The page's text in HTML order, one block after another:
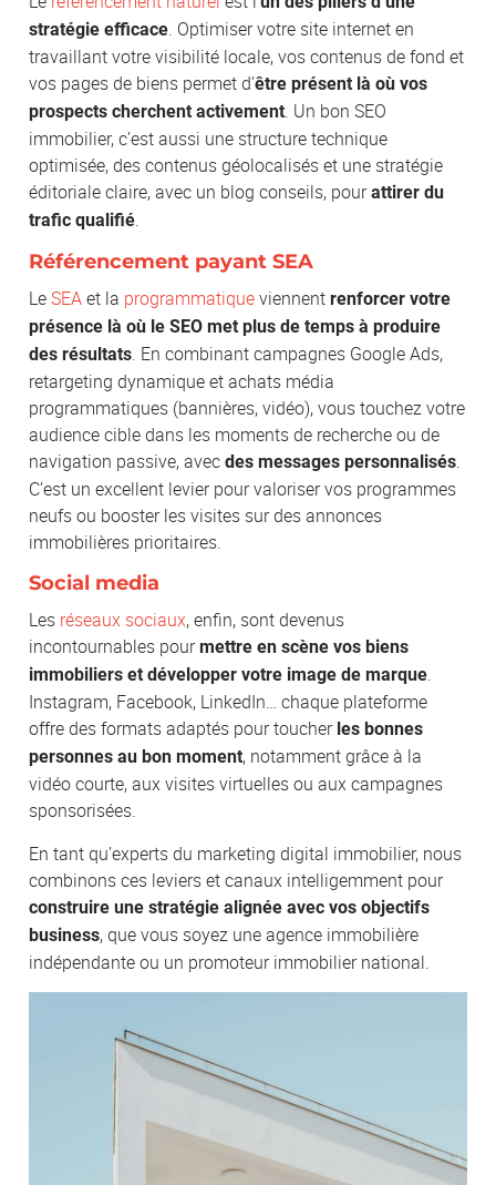
stratégie efficace. Optimiser votre site internet en
travaillant votre visibilité locale, vos contenus de fond et
vos pages de biens permet d’être présent là où vos
prospects cherchent activement. Un bon SEO
immobilier, c’est aussi une structure technique
optimisée, des contenus géolocalisés et une stratégie
éditoriale claire, avec un blog conseils, pourattirer du
trafic qualifié.
Référencement payant SEA
LeSEAet la programmatiqueviennent renforcer votre
présence là où le SEO met plus de temps à produire
des résultats. En combinant campagnes Google Ads,
retargeting dynamique et achats média
programmatiques (bannières, vidéo), vous touchez votre
audience cible dans les moments de recherche ou de
navigation passive, avecdes messages personnalisés.
C’est un excellent levier pour valoriser vos programmes
neufs ou booster les visites sur des annonces
immobilières prioritaires.
Social media
Les réseaux sociaux, enfin, sont devenus
incontournables pourmettre en scène vos biens
immobiliers et développer votre image de marque.
Instagram, Facebook, LinkedIn… chaque plateforme
offre des formats adaptés pour toucher les bonnes
personnes au bon moment, notamment grâce à la
vidéo courte, aux visites virtuelles ou aux campagnes
sponsorisées.
En tant qu’experts du marketing digital immobilier, nous
combinons ces leviers et canaux intelligemment pour
construire une stratégie alignée avec vos objectifs
business, que vous soyez une agence immobilière
indépendante ou un promoteur immobilier national.